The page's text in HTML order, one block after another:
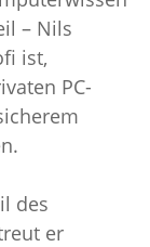
– Nils
ist,
PC-
des
er